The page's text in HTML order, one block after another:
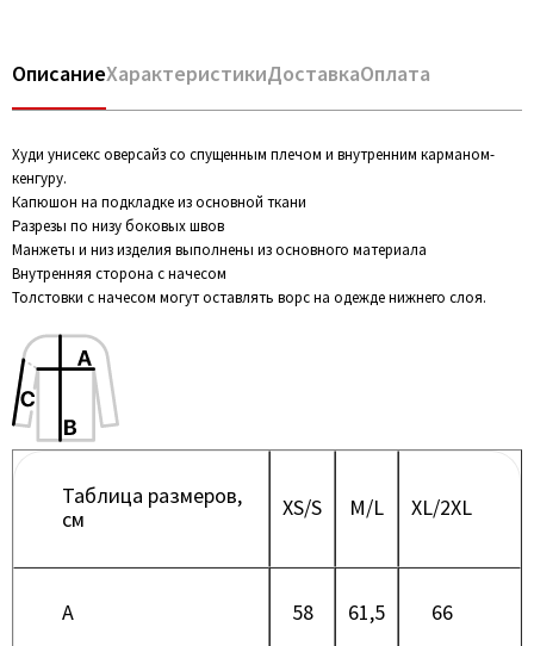
ОписаниеХарактеристикиДоставкаОплата
Худи унисекс оверсайз со спущенным плечом и внутренним карманом-
кенгуру.
Капюшон на подкладке из основной ткани
Разрезы по низу боковых швов
Манжеты и низ изделия выполнены из основного материала
Внутренняя сторона с начесом
Толстовки с начесом могут оставлять ворс на одежде нижнего слоя.
Таблица размеров,
см
XS/S M/L XL/2XL
A 58 61,5 66